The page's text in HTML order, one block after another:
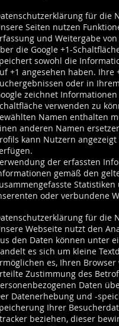
für die
Seiten nutzen
und Weitergabe
die Google +1-
sowohl die
+1 angesehen haben. Ihre
oder in
zeichnet
verwenden zu
Namen enthalten
anderen Namen
kann Nutzern
der erfassten
gemäß den
oder verbundene
für die
Webseite nutzt den
den Daten können unter
es sich um kleine
es, Ihren
Zustimmung des
Daten
Datenerhebung und -
Ihrer
beziehen, dieser